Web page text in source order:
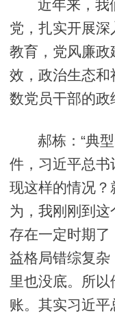
近年来，我
党，扎实开展深
教育，党风廉政
效，政治生态
数党员干部的政
郝栋：“典
件，习近平总书
现这样的情况？
为，我刚刚到
存在一定时期了
益格局错综复
里也没底。所
账。其实习近平